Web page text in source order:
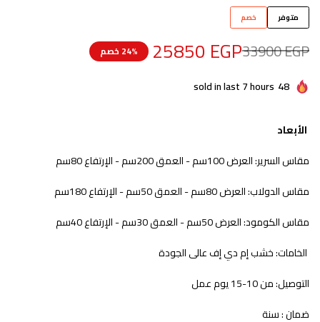
متوفر خصم
33900EGP
25850 EGP 24% خصم
48
sold in last 7 hours
الأبعاد
مقاس السرير: العرض 100سم - العمق 200سم - الإرتفاع 80سم
مقاس الدولاب: العرض 80سم - العمق 50سم - الإرتفاع 180سم
مقاس الكومود: العرض 50سم - العمق 30سم - الإرتفاع 40سم
الخامات: خشب إم دي إف عالى الجودة
التوصيل: من 10-15 يوم عمل
ضمان : سنة